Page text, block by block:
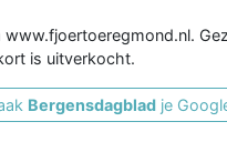
is uitverkocht.
Bergensdagblad je